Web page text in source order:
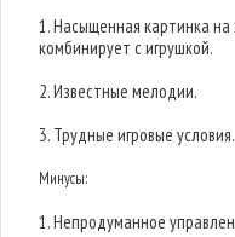
1. Насыщенная картинка на
комбинирует с игрушкой.
2. Известные мелодии.
3. Трудные игровые условия.
Минусы:
1. Непродуманное